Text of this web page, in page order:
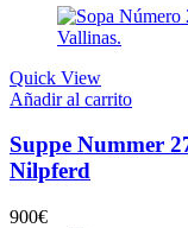
Quick View
Añadir al carrito
Suppe Nummer
Nilpferd
900€